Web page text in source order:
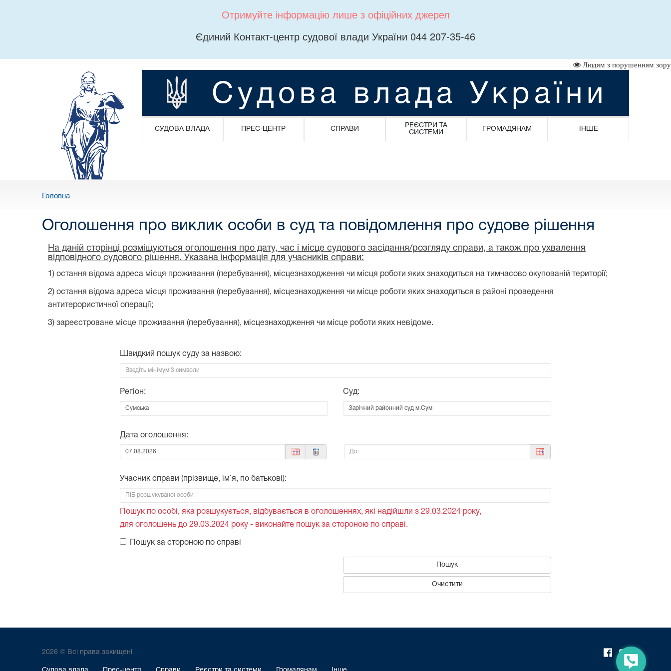
Отримуйте інформацію лише з офіційних джерел
Єдиний Контакт-центр судової влади України 044 207-35-46
Людям з порушенням зору
Судова влада України
СУДОВА ВЛАДА ПРЕС-ЦЕНТР СПРАВИ
РЕЄСТРИ ТА
СИСТЕМИ
ГРОМАДЯНАМ ІНШЕ
Головна
Оголошення про виклик особи в суд та повідомлення про судове рішення
На даній сторінці розміщуються оголошення про дату, час і місце судового засідання/розгляду справи, а також про ухвалення
відповідного судового рішення. Указана інформація для учасників справи:
1) остання відома адреса місця проживання (перебування), місцезнаходження чи місця роботи яких знаходиться на тимчасово окупованій території;
2) остання відома адреса місця проживання (перебування), місцезнаходження чи місце роботи яких знаходиться в районі проведення
антитерористичної операції;
3) зареєстроване місце проживання (перебування), місцезнаходження чи місце роботи яких невідоме.
Швидкий пошук суду за назвою:
Регіон: Суд:
Дата оголошення:
Від: До:
Учасник справи (прізвище, ім`я, по батькові):
Пошук по особі, яка розшукується, відбувається в оголошеннях, які надійшли з 29.03.2024 року,
для оголошень до 29.03.2024 року - виконайте пошук за стороною по справі.
Пошук за стороною по справі
Пошук
Очистити
2026 © Всі права захищені